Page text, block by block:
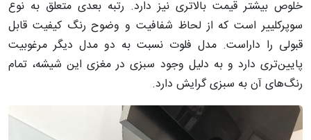
خلوص بیشتر قیمت بالاتری نیز دارد. رتبه بعدی متعلق به نوع
سوپرکلییر است که از لحاظ شفافیت و وضوح رنگ کیفیت قابل
قبولی را داراست. مدل فلوت نسبت به دو مدل دیگر مرغوبیت
پایین‌تری دارد و به دلیل وجود سبزی در مغزی این شیشه، تمام
رنگ‌های آن به سبزی گرایش دارد.